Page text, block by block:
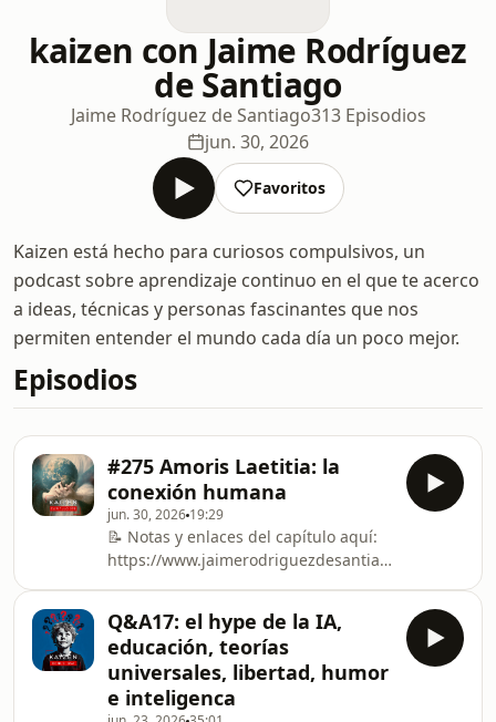
kaizen con Jaime Rodríguez
de Santiago
Jaime Rodríguez de Santiago313 Episodios
jun. 30, 2026
Favoritos
Kaizen está hecho para curiosos compulsivos, un
podcast sobre aprendizaje continuo en el que te acerco
a ideas, técnicas y personas fascinantes que nos
permiten entender el mundo cada día un poco mejor.
Episodios
#275 Amoris Laetitia: la
conexión humana
jun. 30, 2026 19:29
📝 Notas y enlaces del capítulo aquí:
https://www.jaimerodriguezdesantiago.com/kaizen/
dedicamos la segunda newsletter de
Universo 42 a una pregunta muy
concreta: «¿Qué nos hace humanos?».
Y es que en tiempos de Inteligencias
Q&A17: el hype de la IA,
educación, teorías
universales, libertad, humor
e inteligenca